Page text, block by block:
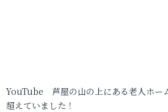
YouTube 芦屋の山の上にある老人ホー
超えていました！